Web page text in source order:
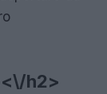
h2>